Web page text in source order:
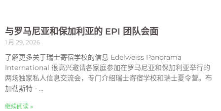
与罗马尼亚和保加利亚的 EPI 团队会面
1 月 29, 2026
了解更多关于瑞士寄宿学校的信息 Edelweiss Panorama
International 很高兴邀请各家庭参加在罗马尼亚和保加利亚举行的
两场独家私人信息交流会，专门介绍瑞士寄宿学校和瑞士夏令营。布
加勒斯特 - ...
继续阅读 »